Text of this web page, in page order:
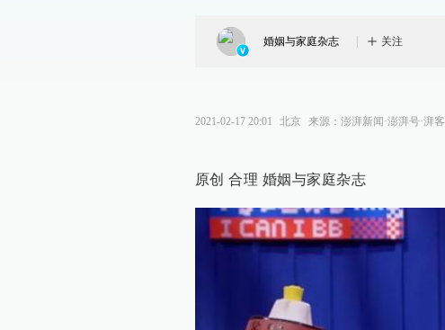
婚姻与家庭杂志 关注
2021-02-17 20:01 北京 来源： 澎湃新闻·澎湃号·湃客
原创 合理 婚姻与家庭杂志